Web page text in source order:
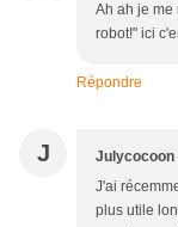
Ah ah je me
robot!" ici
Répondre
J Julycocoon
J'ai
plus utile